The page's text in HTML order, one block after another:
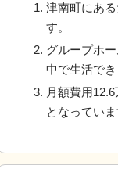
津南町にあ
す。
グループホ
中で生活でき
月額費用
となっていま